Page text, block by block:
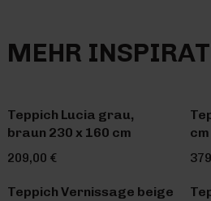
MEHR
Teppich Lucia grau,
braun 230 x 160 cm
209,00 €
cm
Teppich Vernissage beige